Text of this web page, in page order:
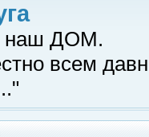
наш ДОМ.
всем